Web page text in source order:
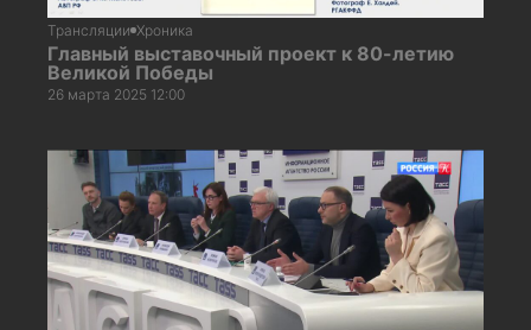
Трансляции Хроника
Главный выставочный проект к 80-летию
Великой Победы
26 марта 2025 12:00